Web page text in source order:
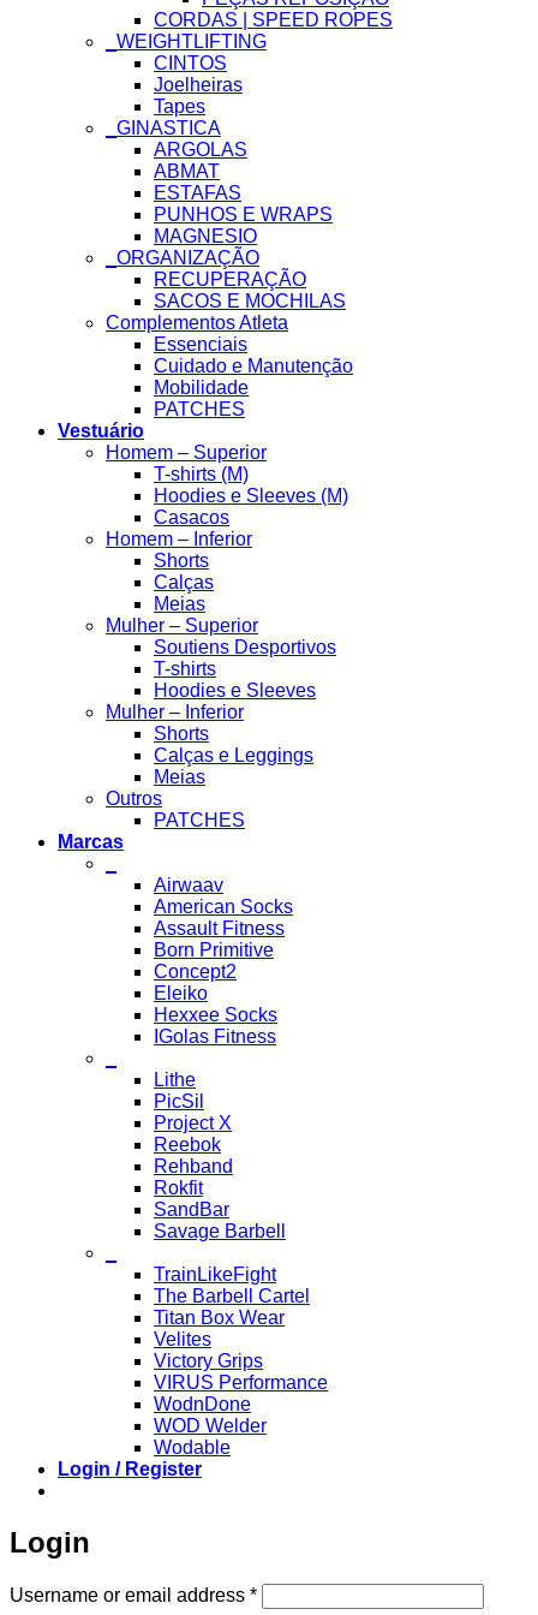
CORDAS | SPEED ROPES
_WEIGHTLIFTING
CINTOS
Joelheiras
Tapes
_GINASTICA
ARGOLAS
ABMAT
ESTAFAS
PUNHOS E WRAPS
MAGNESIO
_ORGANIZAÇÃO
RECUPERAÇÃO
SACOS E MOCHILAS
Complementos Atleta
Essenciais
Cuidado e Manutenção
Mobilidade
PATCHES
Vestuário
Homem – Superior
T-shirts (M)
Hoodies e Sleeves (M)
Casacos
Homem – Inferior
Shorts
Calças
Meias
Mulher – Superior
Soutiens Desportivos
T-shirts
Hoodies e Sleeves
Mulher – Inferior
Shorts
Calças e Leggings
Meias
Outros
PATCHES
Marcas
Airwaav
American Socks
Assault Fitness
Born Primitive
Concept2
Eleiko
Hexxee Socks
IGolas Fitness
Lithe
PicSil
Project X
Reebok
Rehband
Rokfit
SandBar
Savage Barbell
TrainLikeFight
The Barbell Cartel
Titan Box Wear
Velites
Victory Grips
VIRUS Performance
WodnDone
WOD Welder
Wodable
Login / Register
Login
Username or email address *Required